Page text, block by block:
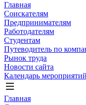
Главная
Соискателям
Предпринимателям
Работодателям
Студентам
Путеводитель по
Рынок труда
Новости сайта
Календарь мероприятий
Главная